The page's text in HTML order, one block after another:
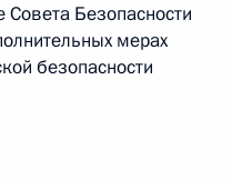
Совета Безопасности
мерах
безопасности